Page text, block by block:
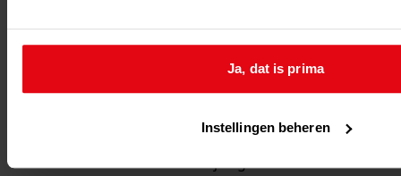
Ja, dat is prima
Instellingen beheren
Toon details van deze beschrijving
438
Toon details van deze beschrijving